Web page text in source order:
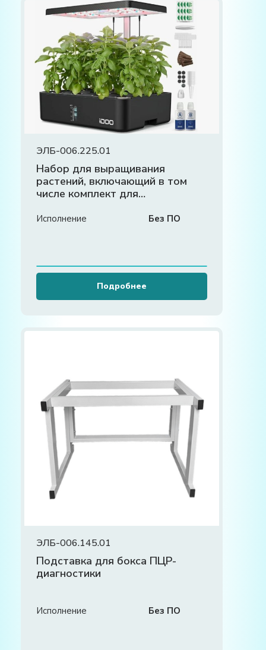
ЭЛБ-006.225.01
Набор для выращивания
растений, включающий в том
числе комплект для
и комплект для выращивания
Исполнение Без ПО
Подробнее
ЭЛБ-006.145.01
Подставка для бокса ПЦР-
диагностики
Исполнение Без ПО